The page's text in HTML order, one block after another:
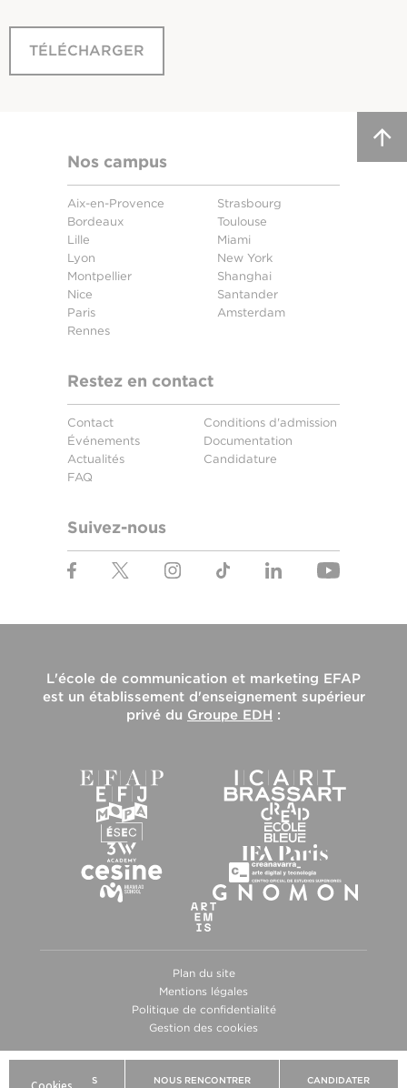
BROCHURES NOUS RENCONTRER CANDIDATER
TÉLÉCHARGER
Nos campus
Aix-en-Provence
Bordeaux
Lille
Lyon
Montpellier
Nice
Paris
Rennes
Strasbourg
Toulouse
Miami
New York
Shanghai
Santander
Amsterdam
Restez en contact
Contact
Événements
Actualités
FAQ
Conditions d'admission
Documentation
Candidature
Suivez-nous
L'école de communication et marketing EFAP
est un établissement d'enseignement supérieur
privé du Groupe EDH :
Plan du site
Mentions légales
Politique de confidentialité
Gestion des cookies